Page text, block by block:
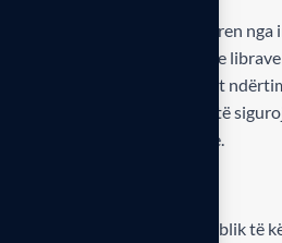
e fuqizimit të kontrollit në terren
teknik, ditarëve dhe
U nënvizua se çdo objekt
ndërsa investitorët duhet të
të gjitha profileve përkatëse.
në proceset e prokurimit publik të